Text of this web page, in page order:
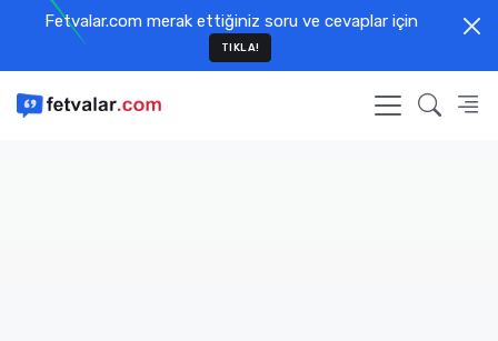
Fetvalar.com merak ettiğiniz soru ve cevaplar için
TIKLA!